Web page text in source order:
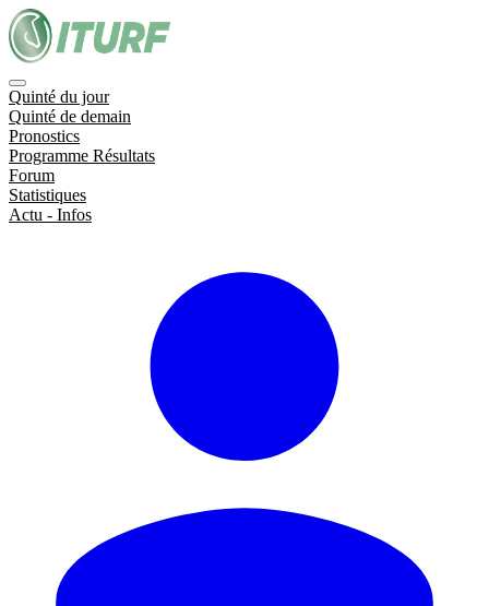
Quinté du jour
Quinté de demain
Pronostics
Programme Résultats
Forum
Statistiques
Actu - Infos